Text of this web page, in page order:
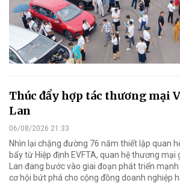
Thúc đẩy hợp tác thương mại
Lan
06/08/2026 21:33
Nhìn lại chặng đường 76 năm thiết lập quan
bẩy từ Hiệp định EVFTA, quan hệ thương mại
Lan đang bước vào giai đoạn phát triển
cơ hội bứt phá cho cộng đồng doanh nghiệp